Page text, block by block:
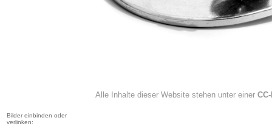
Alle Inhalte dieser Website stehen unter einer
Bilder einbinden oder
verlinken: